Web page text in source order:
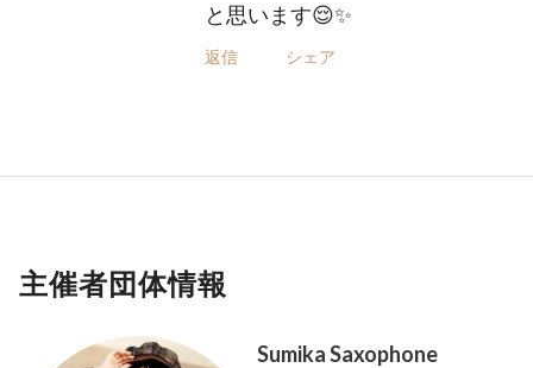
と思います😌✨
返信 シェア
主催者団体情報
Sumika Saxophone